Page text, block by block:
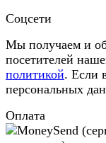
Соцсети
Мы получаем и
посетителей
политикой. Если
персональных
Оплата